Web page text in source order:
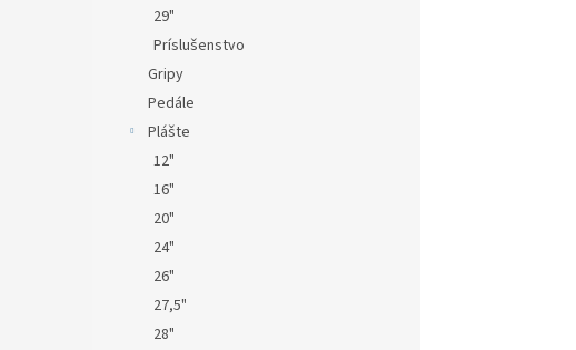
29"
Príslušenstvo
Gripy
Pedále
Plášte
12"
16"
20"
24"
26"
27,5"
28"